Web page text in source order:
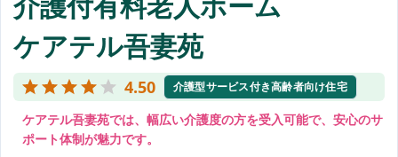
ケアテル吾妻苑
4.50 介護型サービス付き高齢者向け住宅
ケアテル吾妻苑では、幅広い介護度の方を受入可能で、安心のサ
ポート体制が魅力です。